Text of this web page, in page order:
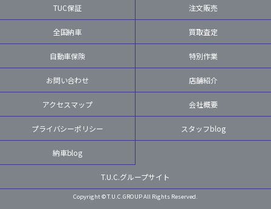
TUC保証 注文販売
全国納車 買取査定
自動車保険 特別作業
お問い合わせ 店舗紹介
アクセスマップ 会社概要
プライバシーポリシー スタッフblog
納車blog
T.U.C.グループサイト
Copyright © T.U.C.GROUP All Rights Reserved.